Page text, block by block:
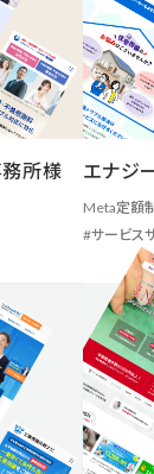
務所様 エナジ
Meta定額
サービス